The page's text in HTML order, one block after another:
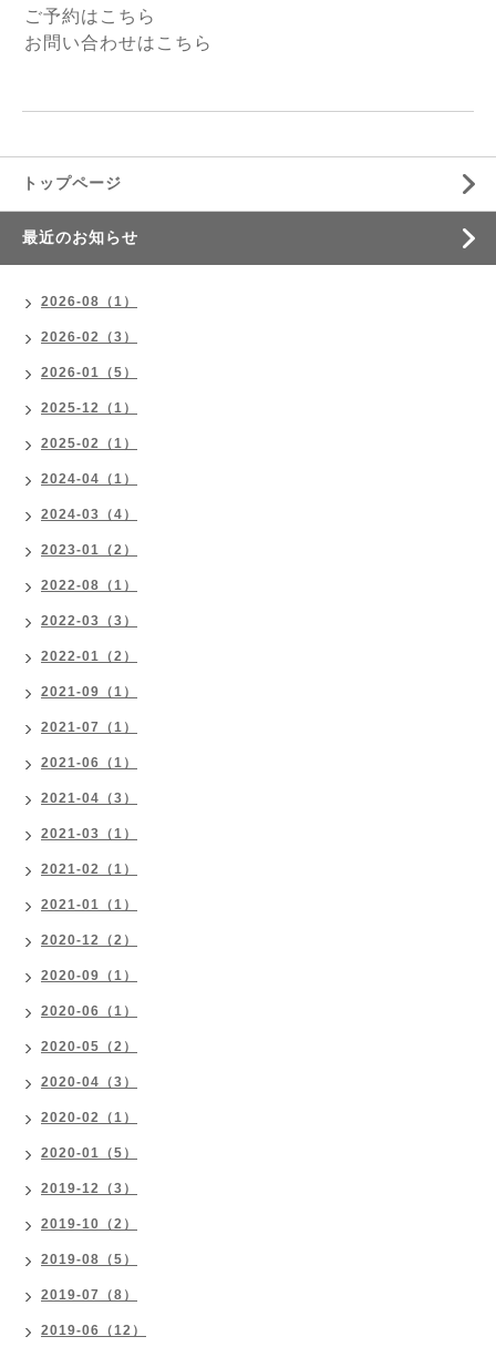
ご予約はこちら
お問い合わせはこちら
トップページ
最近のお知らせ
2026-08（1）
2026-02（3）
2026-01（5）
2025-12（1）
2025-02（1）
2024-04（1）
2024-03（4）
2023-01（2）
2022-08（1）
2022-03（3）
2022-01（2）
2021-09（1）
2021-07（1）
2021-06（1）
2021-04（3）
2021-03（1）
2021-02（1）
2021-01（1）
2020-12（2）
2020-09（1）
2020-06（1）
2020-05（2）
2020-04（3）
2020-02（1）
2020-01（5）
2019-12（3）
2019-10（2）
2019-08（5）
2019-07（8）
2019-06（12）